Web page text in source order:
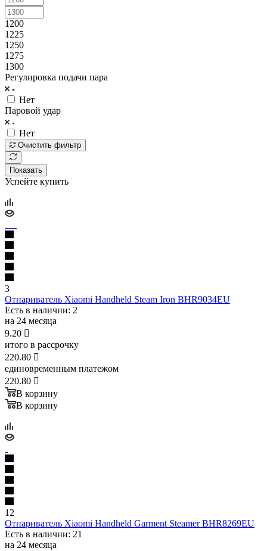
1200
1225
1250
1275
1300
Регулировка подачи пара
Нет
Паровой удар
Нет
Очистить фильтр
Показать
Успейте купить
3
Отпариватель Xiaomi Handheld Steam Iron BHR9034EU
Есть в наличии: 2
на 24 месяца
9.20 
итого в рассрочку
220.80 
единовременным платежом
220.80 
В корзину
В корзину
12
Отпариватель Xiaomi Handheld Garment Steamer BHR8269EU
Есть в наличии: 21
на 24 месяца